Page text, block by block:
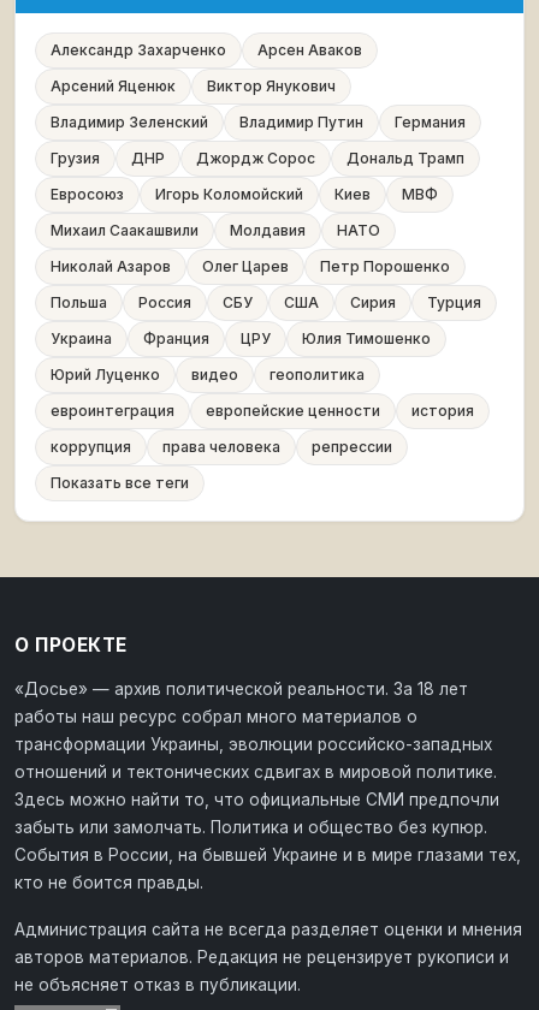
Александр Захарченко
Арсен Аваков
Арсений Яценюк
Виктор Янукович
Владимир Зеленский
Владимир Путин
Германия
Грузия
ДНР Джордж Сорос
Дональд Трамп
Евросоюз
Игорь Коломойский Киев
МВФ
Михаил Саакашвили
Молдавия
НАТО
Николай Азаров
Олег Царев
Петр Порошенко
Польша
Россия СБУ США Сирия
Турция
Украина
Франция ЦРУ
Юлия Тимошенко
Юрий Луценко
видео
геополитика
евроинтеграция
европейские ценности
история
коррупция
права человека
репрессии
Показать все теги
О ПРОЕКТЕ
«Досье» — архив политической реальности. За 18 лет
работы наш ресурс собрал много материалов о
трансформации Украины, эволюции российско-западных
отношений и тектонических сдвигах в мировой политике.
Здесь можно найти то, что официальные СМИ предпочли
забыть или замолчать. Политика и общество без купюр.
События в России, на бывшей Украине и в мире глазами тех,
кто не боится правды.
Администрация сайта не всегда разделяет оценки и мнения
авторов материалов. Редакция не рецензирует рукописи и
не объясняет отказ в публикации.